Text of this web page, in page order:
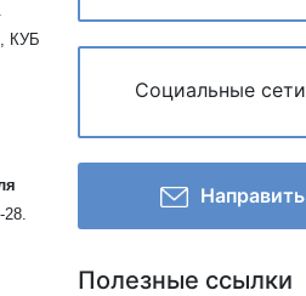
КУБ
28.
Социальные
Полезные ссылки